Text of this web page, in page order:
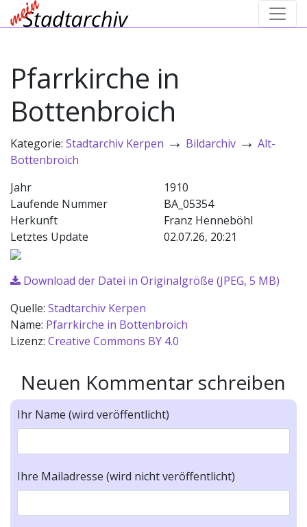
Pfarrkirche in
Bottenbroich
Kategorie: Stadtarchiv Kerpen → Bildarchiv → Alt-
Bottenbroich
Jahr
1910
Laufende Nummer
BA_05354
Herkunft
Franz Henneböhl
Letztes Update
02.07.26, 20:21
Download der Datei in Originalgröße (JPEG, 5 MB)
Quelle: Stadtarchiv Kerpen
Name: Pfarrkirche in Bottenbroich
Lizenz: Creative Commons BY 4.0
Neuen Kommentar schreiben
Ihr Name (wird veröffentlicht)
Ihre Mailadresse (wird nicht veröffentlicht)